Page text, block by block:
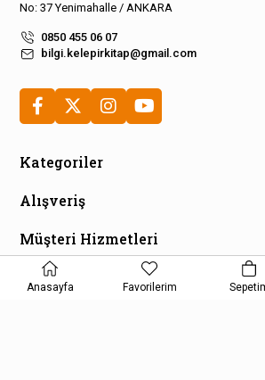
No: 37 Yenimahalle / ANKARA
0850 455 06 07
bilgi.kelepirkitap@gmail.com
Kategoriler
Alışveriş
Müşteri Hizmetleri
E-Bülten Aboneliği
Kampanya ve fırsatlardan haberdar olmak
Anasayfa Favorilerim